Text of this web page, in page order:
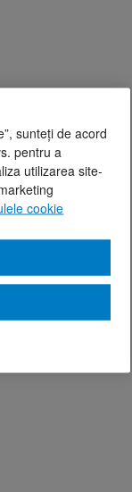
sunteți de acord
pentru a
utilizarea site-
cookie